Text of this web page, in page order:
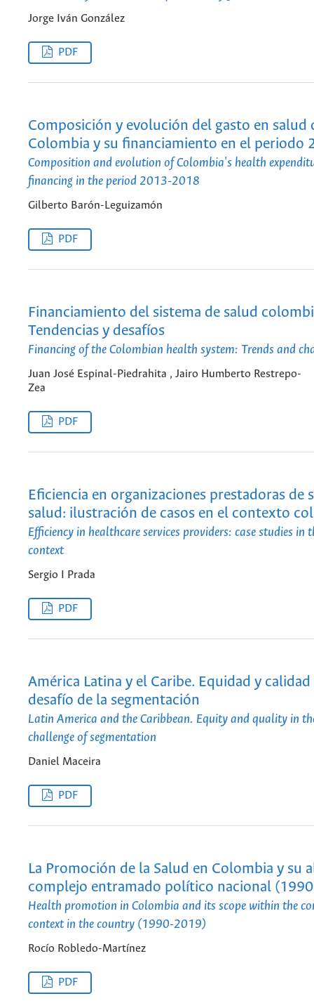
Jorge Iván González
PDF
Composición y evolución del gasto en salud
Colombia y su financiamiento en el periodo
Composition and evolution of Colombia's health
financing in the period 2013-2018
Gilberto Barón-Leguizamón
PDF
Financiamiento del sistema de salud
Tendencias y desafíos
Financing of the Colombian health system: Trends and
Juan José Espinal-Piedrahita , Jairo Humberto Restrepo-
Zea
PDF
Eficiencia en organizaciones prestadoras de
salud: ilustración de casos en el contexto
Efficiency in healthcare services providers: case studies in
context
Sergio I Prada
PDF
América Latina y el Caribe. Equidad y
desafío de la segmentación
Latin America and the Caribbean. Equity and quality in
challenge of segmentation
Daniel Maceira
PDF
La Promoción de la Salud en Colombia y su
complejo entramado político nacional
Health promotion in Colombia and its scope within the
context in the country (1990-2019)
Rocío Robledo-Martínez
PDF